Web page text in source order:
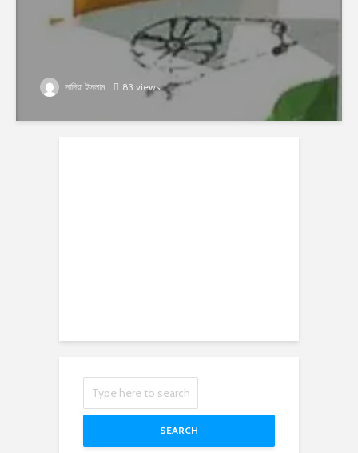
সাদিয়া ইসলাম 83 views
SEARCH